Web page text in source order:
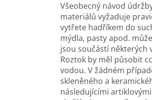
Všeobecný návod
materiálů vyžaduje
vytřete hadříkem do
mýdla, pasty apod.
jsou součástí některých
Roztok by měl působit
vodou. V žádném
skleněného a
následujícími artiklovými